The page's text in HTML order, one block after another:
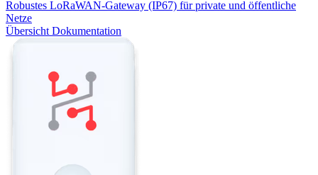
Robustes LoRaWAN-Gateway (IP67) für private und öffentliche
Netze
Übersicht Dokumentation